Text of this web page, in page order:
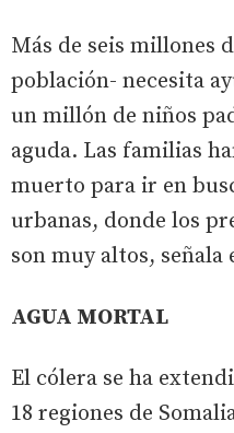
Más de seis millones
población- necesita
un millón de niños
aguda. Las familias
muerto para ir en
urbanas, donde los
son muy altos, señala
AGUA MORTAL
El cólera se ha
18 regiones de